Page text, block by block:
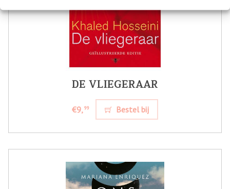
DE VLIEGERAAR
€9,99 Bestel bij